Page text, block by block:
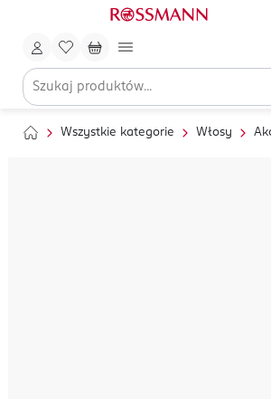
Wszystkie kategorie Włosy